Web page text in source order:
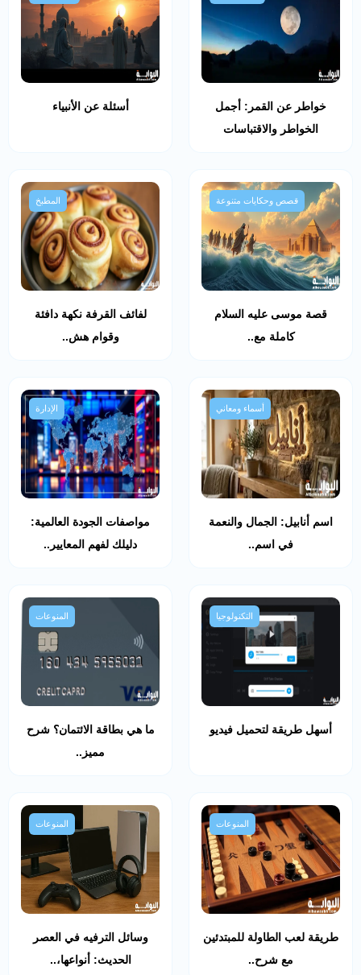
خواطر عن القمر: أجمل
الخواطر والاقتباسات
أسئلة عن الأنبياء
قصص وحكايات متنوعة
قصة موسى عليه السلام
كاملة مع..
المطبخ
لفائف القرفة نكهة دافئة
وقوام هش..
أسماء ومعاني
اسم أنابيل: الجمال والنعمة
في اسم..
الإدارة
مواصفات الجودة العالمية:
دليلك لفهم المعايير..
التكنولوجيا
أسهل طريقة لتحميل فيديو
المنوعات
ما هي بطاقة الائتمان؟ شرح
مميز..
المنوعات
طريقة لعب الطاولة للمبتدئين
مع شرح..
المنوعات
وسائل الترفيه في العصر
الحديث: أنواعها،..